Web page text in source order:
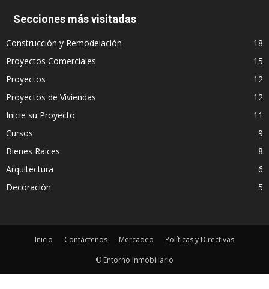
Secciones más visitadas
Construcción y Remodelación
18
Proyectos Comerciales
15
Proyectos
12
Proyectos de Viviendas
12
Inicie su Proyecto
11
Cursos
9
Bienes Raices
8
Arquitectura
6
Decoración
5
Inicio Contáctenos Mercadeo
Políticas y Directivas
© Entorno Inmobiliario